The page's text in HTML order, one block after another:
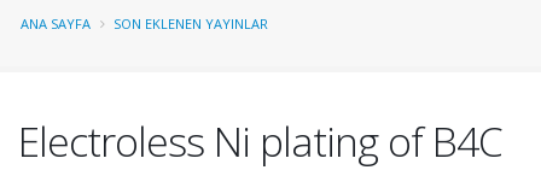
ANA SAYFA SON EKLENEN YAYINLAR
Electroless Ni plating of B4C